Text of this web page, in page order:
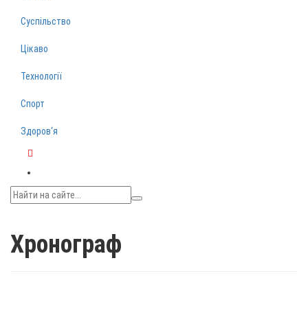
Суспільство
Цікаво
Технології
Спорт
Здоров‘я
Хронограф